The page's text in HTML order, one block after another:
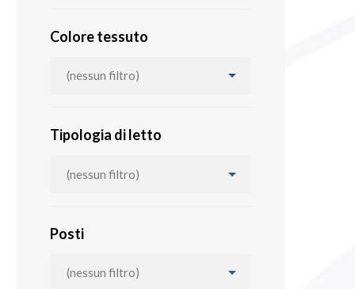
Colore tessuto
(nessun filtro) 
Tipologia di letto
(nessun filtro) 
Posti
(nessun filtro) 